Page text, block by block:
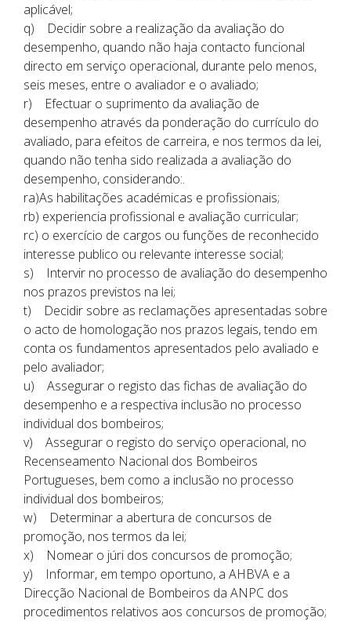
aplicável;
q) Decidir sobre a realização da avaliação do
desempenho, quando não haja contacto funcional
directo em serviço operacional, durante pelo menos,
seis meses, entre o avaliador e o avaliado;
r) Efectuar o suprimento da avaliação de
desempenho através da ponderação do currículo do
avaliado, para efeitos de carreira, e nos termos da lei,
quando não tenha sido realizada a avaliação do
desempenho, considerando:.
ra)As habilitações académicas e profissionais;
rb) experiencia profissional e avaliação curricular;
rc) o exercício de cargos ou funções de reconhecido
interesse publico ou relevante interesse social;
s) Intervir no processo de avaliação do desempenho
nos prazos previstos na lei;
t) Decidir sobre as reclamações apresentadas sobre
o acto de homologação nos prazos legais, tendo em
conta os fundamentos apresentados pelo avaliado e
pelo avaliador;
u) Assegurar o registo das fichas de avaliação do
desempenho e a respectiva inclusão no processo
individual dos bombeiros;
v) Assegurar o registo do serviço operacional, no
Recenseamento Nacional dos Bombeiros
Portugueses, bem como a inclusão no processo
individual dos bombeiros;
w) Determinar a abertura de concursos de
promoção, nos termos da lei;
x) Nomear o júri dos concursos de promoção;
y) Informar, em tempo oportuno, a AHBVA e a
Direcção Nacional de Bombeiros da ANPC dos
procedimentos relativos aos concursos de promoção;